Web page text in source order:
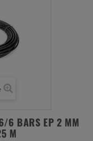
6 BARS EP 2 MM
M